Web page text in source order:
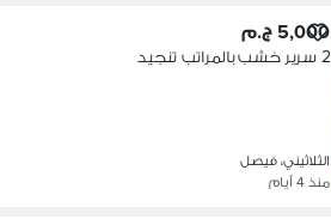
5,000 ج.م
2 سرير خشب بالمراتب تنجيد
الثلاثيني، فيصل
منذ 4 أيام